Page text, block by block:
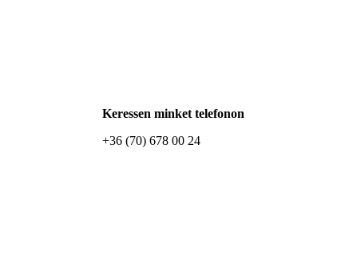
Keressen minket telefonon
+36 (70) 678 00 24